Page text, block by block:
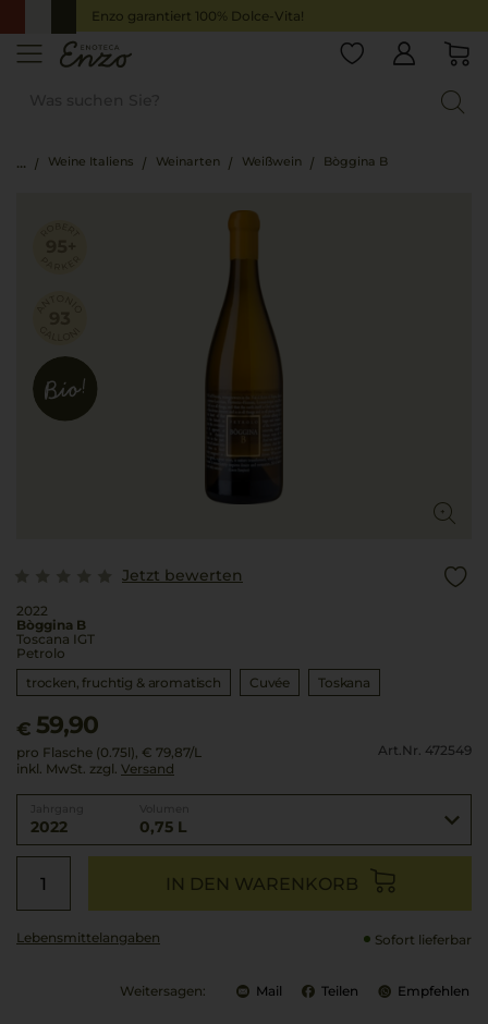
Enzo garantiert 100% Dolce-Vita!
Weine Italiens Weinarten Weißwein Bòggina B
Jetzt bewerten
2022
Bòggina B
Toscana IGT
Petrolo
trocken, fruchtig & aromatisch
Cuvée Toskana
€ 59,90
pro Flasche (0.75l), € 79,87/L
inkl. MwSt. zzgl. Versand
Art.Nr. 472549
2022 0,75 L
IN DEN WARENKORB
Lebensmittel­angaben Sofort lieferbar
Weitersagen: Mail Teilen Empfehlen